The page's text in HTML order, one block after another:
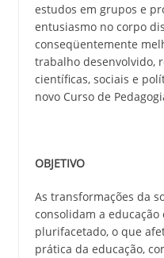
estudos em grupos e
entusiasmo no corpo
conseqüentemente
trabalho desenvolvido,
científicas, sociais e
novo Curso de
OBJETIVO
As transformações da
consolidam a educação
plurifacetado, o que
prática da educação,